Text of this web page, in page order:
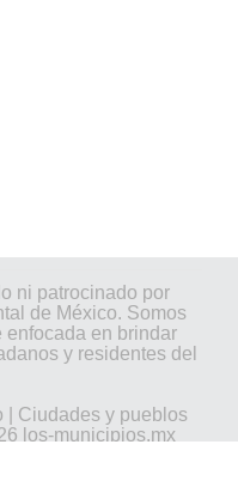
ni patrocinado por
de México. Somos
en brindar
y residentes del
Ciudades y pueblos
los-municipios.mx